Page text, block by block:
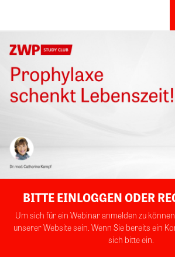
BITTE EINLOGGEN ODER
Um sich für ein Webinar anmelden zu
unserer Website sein. Wenn Sie bereits ein
sich bitte ein.